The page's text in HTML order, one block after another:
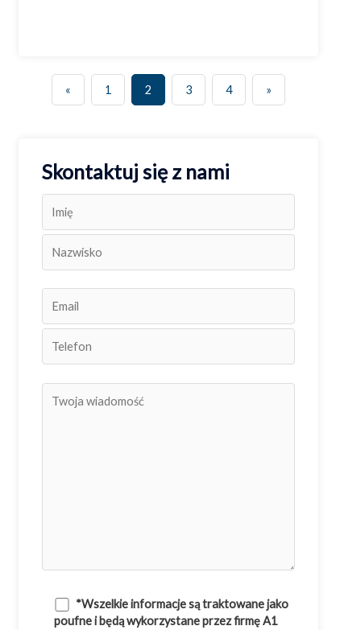
« 1 2 3 4 »
Skontaktuj się z nami
*Wszelkie informacje są traktowane jako
poufne i będą wykorzystane przez firmę A1